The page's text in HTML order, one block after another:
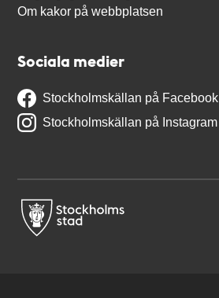
Om kakor på webbplatsen
Sociala medier
Stockholmskällan på Facebook
Stockholmskällan på Instagram